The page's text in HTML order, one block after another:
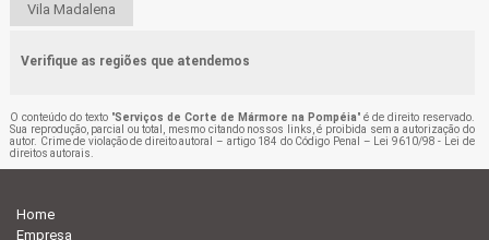
Vila Madalena
Verifique as regiões que atendemos
O conteúdo do texto "Serviços de Corte de Mármore na Pompéia" é de direito reservado.
Sua reprodução, parcial ou total, mesmo citando nossos links, é proibida sem a autorização do
autor. Crime de violação de direito autoral – artigo 184 do Código Penal – Lei 9610/98 - Lei de
direitos autorais.
Home
Empresa